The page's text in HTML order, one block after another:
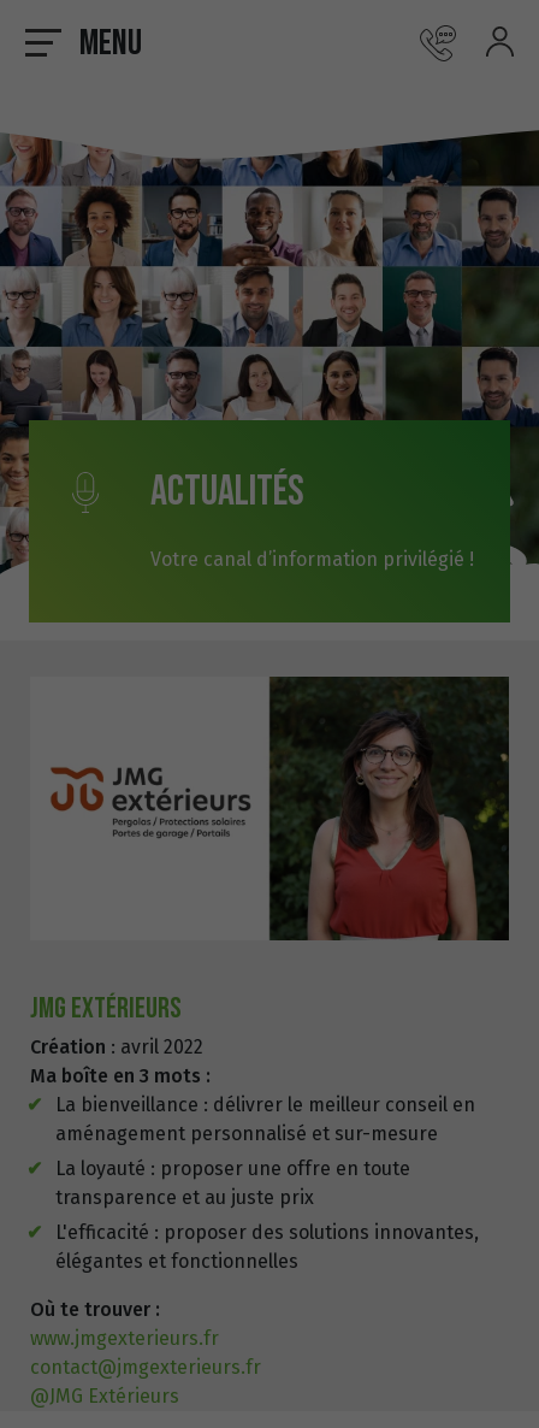
Menu
Actualités
Votre canal d’information privilégié !
JMG Extérieurs
Création : avril 2022
Ma boîte en 3 mots :
La bienveillance : délivrer le meilleur conseil en
aménagement personnalisé et sur-mesure
La loyauté : proposer une offre en toute
transparence et au juste prix
L'efficacité : proposer des solutions innovantes,
élégantes et fonctionnelles
Où te trouver :
www.jmgexterieurs.fr
contact@jmgexterieurs.fr
@JMG Extérieurs